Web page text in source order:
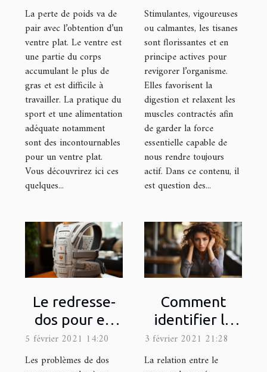
un ventre plat
La perte de poids va de
pair avec l’obtention d’un
ventre plat. Le ventre est
une partie du corps
accumulant le plus de
gras et est difficile à
travailler. La pratique du
sport et une alimentation
adéquate notamment
sont des incontournables
pour un ventre plat.
Vous découvrirez ici ces
quelques...
tisane
énergisante
Stimulantes, vigoureuses
ou calmantes, les tisanes
sont florissantes et en
principe actives pour
revigorer l’organisme.
Elles favorisent la
digestion et relaxent les
muscles contractés afin
de garder la force
essentielle capable de
nous rendre toujours
actif. Dans ce contenu, il
est question des...
Le redresse-
dos pour en
finir avec les
maux de dos
5 février 2021 14:20
Les problèmes de dos
Comment
identifier le
stress et le
combattre ?
3 février 2021 21:28
La relation entre le